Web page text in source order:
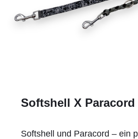
Softshell X Paracord
Softshell und Paracord – ein